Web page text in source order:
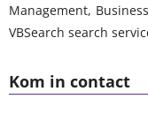
Kom in contact
Management,
VBSearch search